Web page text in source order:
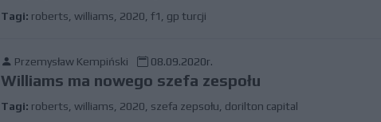
Tagi: roberts williams 2020 f1 gp turcji
Przemysław Kempiński 08.09.2020r.
Williams ma nowego szefa zespołu
Tagi: roberts williams 2020 szefa zepsołu dorilton capital